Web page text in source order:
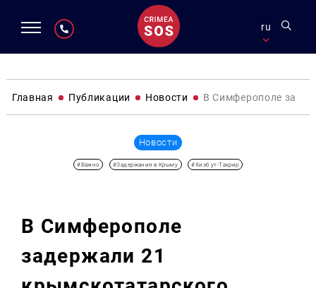
ru
Главная Публикации Новости В Симферополе
Новости
#Важно #Задержания в Крыму #Хизб ут-Тахрир
В Симферополе
задержали 21